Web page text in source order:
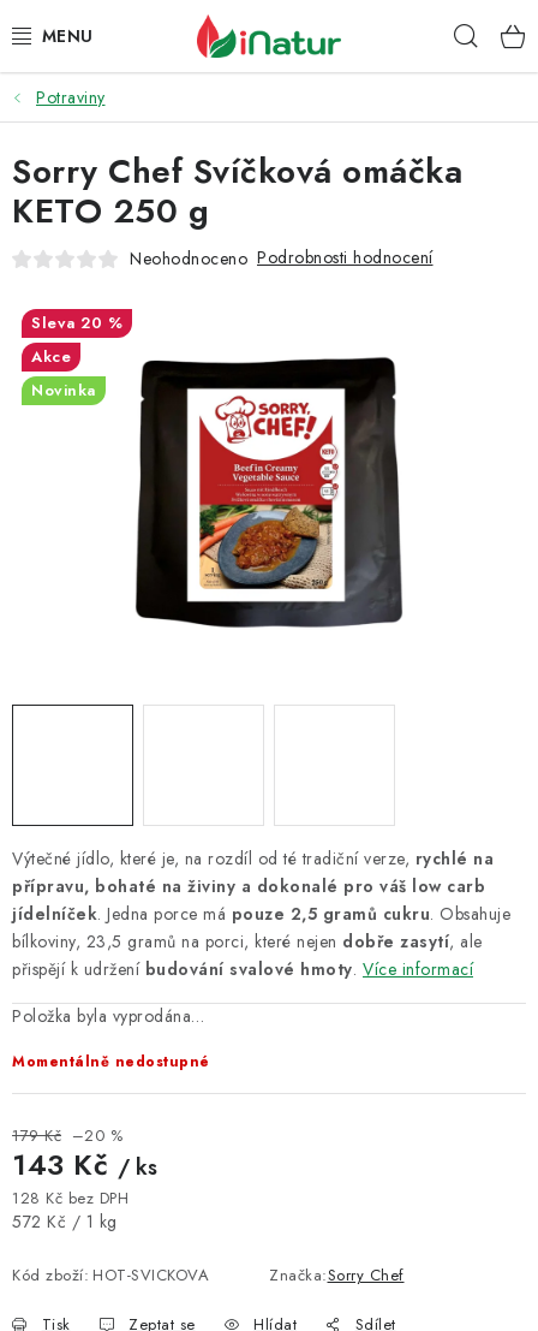
na
POTRAVINY
OŘECHY A SUŠENÉ PLODY
SNACKY
EKO DROGERIE A KOSMETIKA
DOPRAVA A PLATBA
VELKOOBCHOD
Potraviny
Výtečné jídlo, které je, na rozdíl od té tradiční verze, rychlé na
přípravu, bohaté na živiny a dokonalé pro váš low carb
jídelníček. Jedna porce má pouze 2,5 gramů cukru. Obsahuje
bílkoviny, 23,5 gramů na porci, které nejen dobře zasytí, ale
přispějí k udržení budování svalové hmoty. Více informací
Položka byla vyprodána…
Momentálně nedostupné
179 Kč –20 %
143 Kč / ks
128 Kč bez DPH
Měrná cena:
572 Kč / 1 kg
Kód zboží: HOT-SVICKOVA Značka:Sorry Chef
Tisk Zeptat se Hlídat Sdílet
Sorry Chef Svíčková omáčka
KETO 250 g
Neohodnoceno Podrobnosti hodnocení
20 %
Akce
Novinka